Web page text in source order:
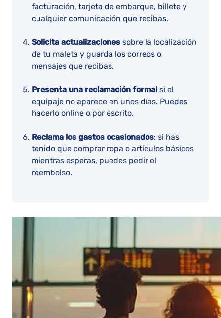
facturación, tarjeta de embarque, billete y
cualquier comunicación que recibas.
Solicita actualizaciones sobre la localización
de tu maleta y guarda los correos o
mensajes que recibas.
Presenta una reclamación formal si el
equipaje no aparece en unos días. Puedes
hacerlo online o por escrito.
Reclama los gastos ocasionados: si has
tenido que comprar ropa o artículos básicos
mientras esperas, puedes pedir el
reembolso.